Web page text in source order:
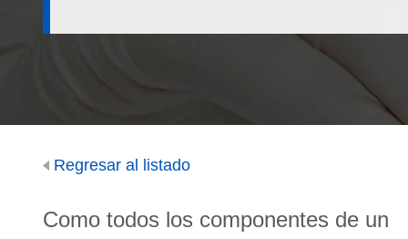
Regresar al listado
Como todos los componentes de un